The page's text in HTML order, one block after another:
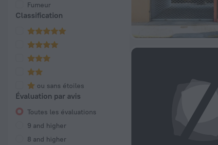
Fumeur
Classification
ou sans étoiles
Évaluation par avis
Toutes les évaluations
9 and higher
8 and higher